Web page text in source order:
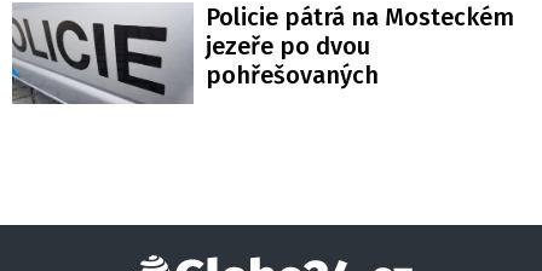
Policie pátrá na Mosteckém
jezeře po dvou
pohřešovaných